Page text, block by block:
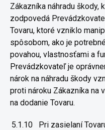
Zákazníka náhradu škody,
zodpovedá
Tovaru, ktoré vzniklo
spôsobom, ako je
povahou, vlastnosťami a
Prevádzkovateľ je
nárok na náhradu škody
proti nároku Zákazníka na
na dodanie Tovaru.
5.1.10
Pri zasielaní